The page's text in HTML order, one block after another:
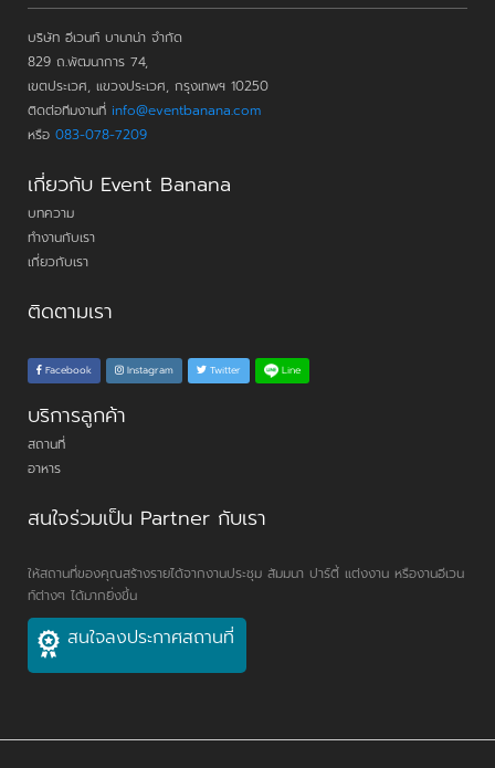
บริษัท อีเวนท์ บานาน่า จำกัด
829 ถ.พัฒนาการ 74,
เขตประเวศ, แขวงประเวศ, กรุงเทพฯ 10250
ติดต่อทีมงานที่ info@eventbanana.com
หรือ 083-078-7209
เกี่ยวกับ Event Banana
บทความ
ทำงานกับเรา
เกี่ยวกับเรา
ติดตามเรา
Facebook Instagram Twitter Line
บริการลูกค้า
สถานที่
อาหาร
สนใจร่วมเป็น Partner กับเรา
ให้สถานที่ของคุณสร้างรายได้จากงานประชุม สัมมนา ปาร์ตี้ แต่งงาน หรืองานอีเวน
ท์ต่างๆ ได้มากยิ่งขึ้น
สนใจลงประกาศสถานที่